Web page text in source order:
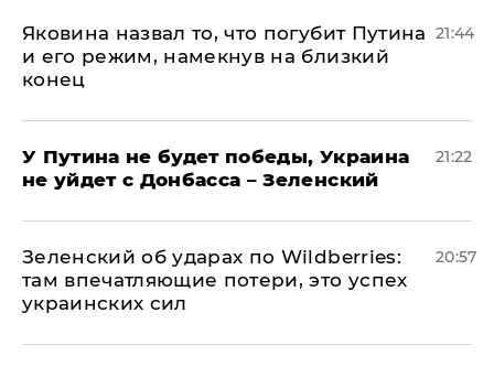
Яковина назвал то, что погубит Путина
и его режим, намекнув на близкий
конец
21:44
У Путина не будет победы, Украина
не уйдет с Донбасса – Зеленский
21:22
Зеленский об ударах по Wildberries:
там впечатляющие потери, это успех
украинских сил
20:57